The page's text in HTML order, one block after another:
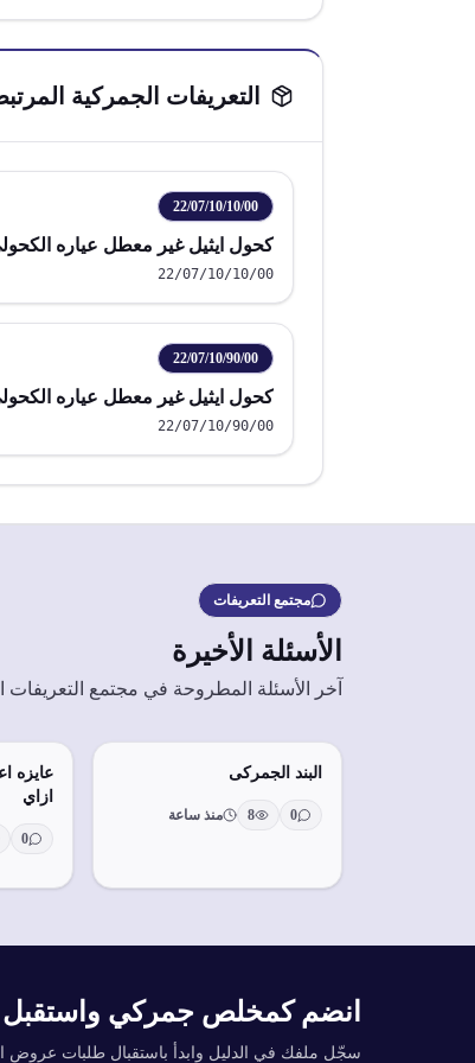
التعريفات الجمركية
22/07/10/10/00
كحول ايثيل غير معطل عياره الكحولي
22/07/10/10/00
22/07/10/90/00
كحول ايثيل غير معطل عياره الكحولي
22/07/10/90/00
مجتمع التعريفات
الأسئلة الأخيرة
آخر الأسئلة المطروحة في مجتمع التعريفات
البند الجمركى
0
8 منذ ساعة
عايزه
ازاي
0
انضم كمخلص جمركي واستقبل
سجّل ملفك في الدليل وابدأ باستقبال طلبات عروض